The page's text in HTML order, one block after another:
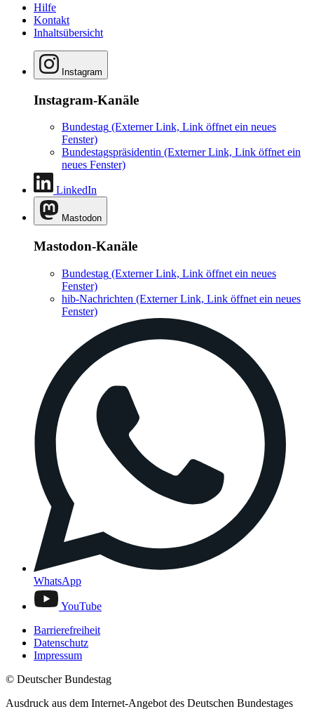
Hilfe
Kontakt
Inhaltsübersicht
Instagram
Instagram-Kanäle
Bundestag (Externer Link, Link öffnet ein neues
Fenster)
Bundestagspräsidentin (Externer Link, Link öffnet ein
neues Fenster)
LinkedIn
Mastodon
Mastodon-Kanäle
Bundestag (Externer Link, Link öffnet ein neues
Fenster)
hib-Nachrichten (Externer Link, Link öffnet ein neues
Fenster)
WhatsApp
YouTube
Barrierefreiheit
Datenschutz
Impressum
© Deutscher Bundestag
Ausdruck aus dem Internet-Angebot des Deutschen Bundestages